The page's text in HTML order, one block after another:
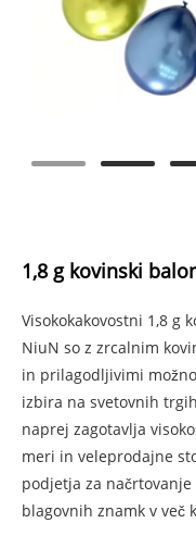
1,8 g kovinski
Visokokakovostni 1,8 g
NiuN so z zrcalnim
in prilagodljivimi
izbira na svetovnih
naprej zagotavlja
meri in veleprodajne
podjetja za
blagovnih znamk v več